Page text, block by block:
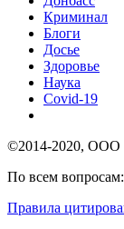
Криминал
Блоги
Досье
Здоровье
Наука
Covid-19
©2014-2020, ООО
По всем вопросам:
Правила